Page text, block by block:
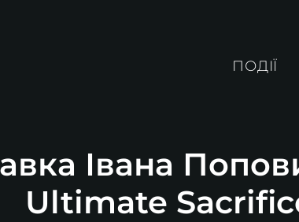
ПОДІЇ
Івана
Ultimate